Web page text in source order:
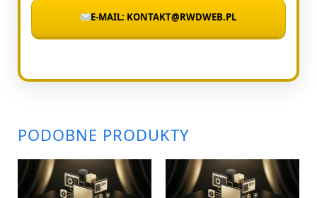
E-MAIL: KONTAKT@RWDWEB.PL
PODOBNE PRODUKTY